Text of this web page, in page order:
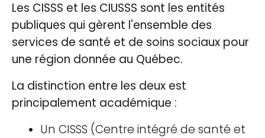
Les CISSS et les CIUSSS sont les entités
publiques qui gèrent l'ensemble des
services de santé et de soins sociaux pour
une région donnée au Québec.
La distinction entre les deux est
principalement académique :
Un CISSS (Centre intégré de santé et